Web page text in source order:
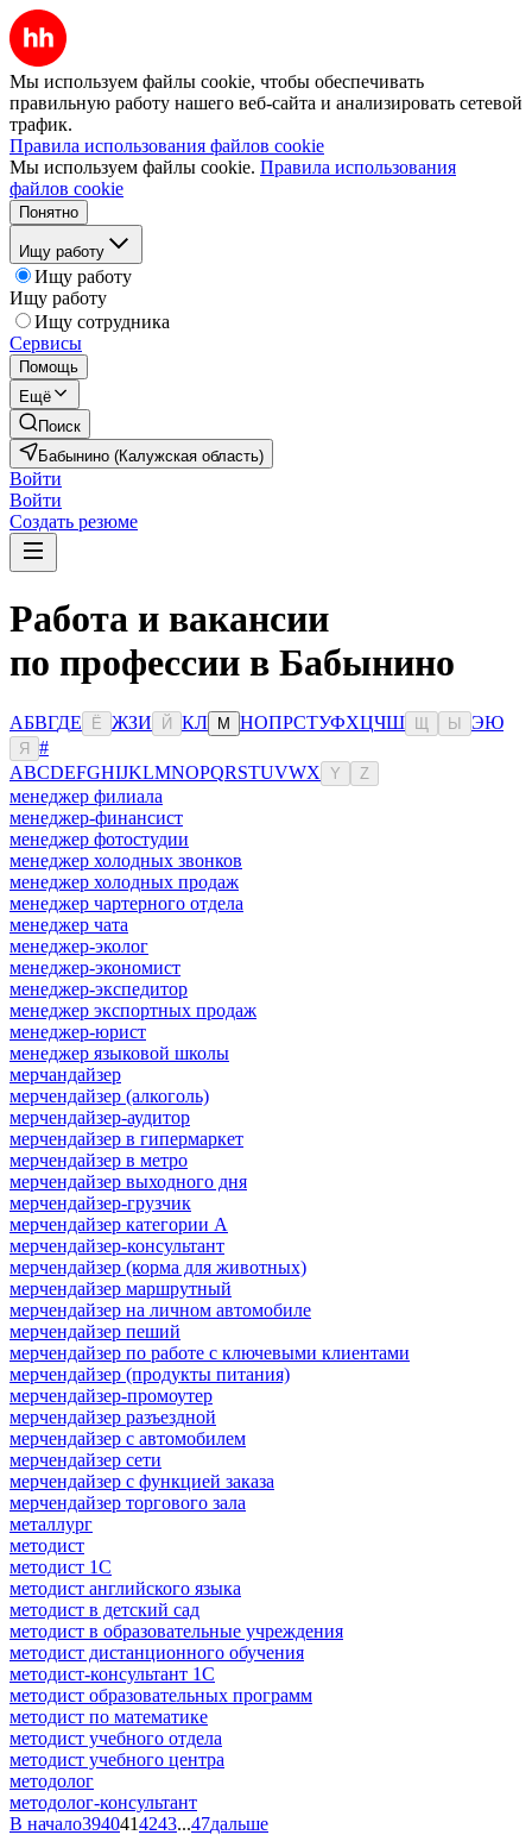
Мы используем файлы cookie, чтобы обеспечивать
правильную работу нашего веб-сайта и анализировать сетевой
трафик.
Правила использования файлов cookie
Мы используем файлы cookie. Правила использования
файлов cookie
Понятно
Ищу работу
Ищу работу
Ищу работу
Ищу сотрудника
Сервисы
Помощь
Ещё
Поиск
Бабынино (Калужская область)
Войти
Войти
Создать резюме
Работа и вакансии
по профессии в Бабынино
АБВГДЕ Ё ЖЗИ Й КЛ М НОПРСТУФХЦЧШ Ы ЭЮ
Я
#
ABCDEFGHIJKLMNOPQRSTUVWX Y Z
менеджер филиала
менеджер-финансист
менеджер фотостудии
менеджер холодных звонков
менеджер холодных продаж
менеджер чартерного отдела
менеджер чата
менеджер-эколог
менеджер-экономист
менеджер-экспедитор
менеджер экспортных продаж
менеджер-юрист
менеджер языковой школы
мерчандайзер
мерчендайзер (алкоголь)
мерчендайзер-аудитор
мерчендайзер в гипермаркет
мерчендайзер в метро
мерчендайзер выходного дня
мерчендайзер-грузчик
мерчендайзер категории A
мерчендайзер-консультант
мерчендайзер (корма для животных)
мерчендайзер маршрутный
мерчендайзер на личном автомобиле
мерчендайзер пеший
мерчендайзер по работе с ключевыми клиентами
мерчендайзер (продукты питания)
мерчендайзер-промоутер
мерчендайзер разъездной
мерчендайзер с автомобилем
мерчендайзер сети
мерчендайзер с функцией заказа
мерчендайзер торгового зала
металлург
методист
методист 1С
методист английского языка
методист в детский сад
методист в образовательные учреждения
методист дистанционного обучения
методист-консультант 1С
методист образовательных программ
методист по математике
методист учебного отдела
методист учебного центра
методолог
методолог-консультант
В начало3940414243...47дальше